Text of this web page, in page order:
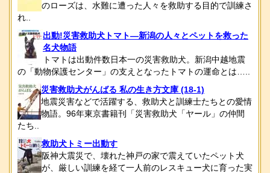
のローズは、水難に遭った人々を救助する目的で訓練さ
れ..
出動!災害救助犬トマト―新潟の人々とペットを救った
名犬物語
トマトは出動件数日本一の災害救助犬。新潟中越地震
の「動物保護センター」の支えとなったトマトの運命とは…..
災害救助犬がんばる 私の生き方文庫 (18-1)
地震災害などで活躍する、救助犬と訓練士たちとの愛情
物語。96年東京書籍刊「災害救助犬「ヤール」の仲間
たち..
救助犬トミー出動す
阪神大震災で、壊れた神戸の家で震えていたペット犬
が、厳しい訓練を経て一人前のレスキュー犬に育った実